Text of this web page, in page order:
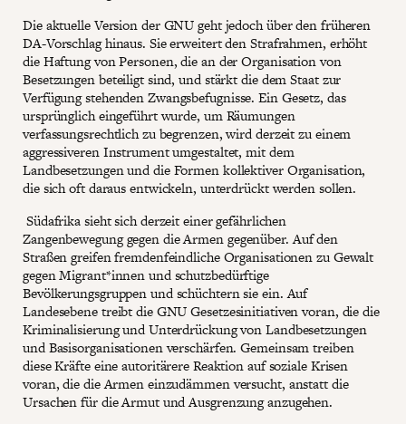
Die aktuelle Version der GNU geht jedoch über den früheren
DA-Vorschlag hinaus. Sie erweitert den Strafrahmen, erhöht
die Haftung von Personen, die an der Organisation von
Besetzungen beteiligt sind, und stärkt die dem Staat zur
Verfügung stehenden Zwangsbefugnisse. Ein Gesetz, das
ursprünglich eingeführt wurde, um Räumungen
verfassungsrechtlich zu begrenzen, wird derzeit zu einem
aggressiveren Instrument umgestaltet, mit dem
Landbesetzungen und die Formen kollektiver Organisation,
die sich oft daraus entwickeln, unterdrückt werden sollen.
Südafrika sieht sich derzeit einer gefährlichen
Zangenbewegung gegen die Armen gegenüber. Auf den
Straßen greifen fremdenfeindliche Organisationen zu Gewalt
gegen Migrant*innen und schutzbedürftige
Bevölkerungsgruppen und schüchtern sie ein. Auf
Landesebene treibt die GNU Gesetzesinitiativen voran, die die
Kriminalisierung und Unterdrückung von Landbesetzungen
und Basisorganisationen verschärfen. Gemeinsam treiben
diese Kräfte eine autoritärere Reaktion auf soziale Krisen
voran, die die Armen einzudämmen versucht, anstatt die
Ursachen für die Armut und Ausgrenzung anzugehen.